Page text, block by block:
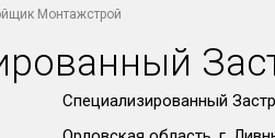
Монтажстрой
Специализированный